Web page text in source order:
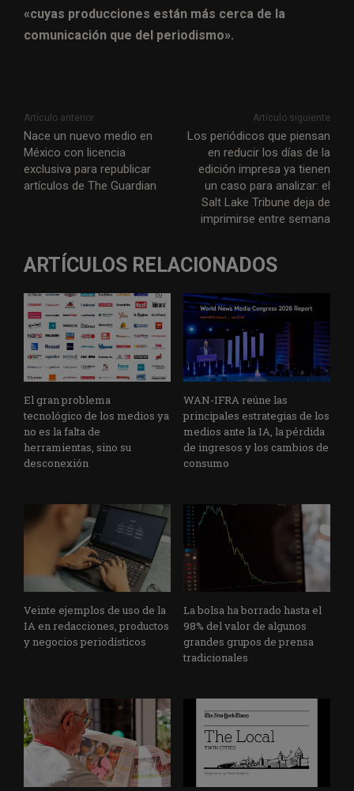
«cuyas producciones están más cerca de la
comunicación que del periodismo».
Artículo anterior
Nace un nuevo medio en
México con licencia
exclusiva para republicar
artículos de The Guardian
Artículo siguiente
Los periódicos que piensan
en reducir los días de la
edición impresa ya tienen
un caso para analizar: el
Salt Lake Tribune deja de
imprimirse entre semana
ARTÍCULOS RELACIONADOS
El gran problema
tecnológico de los medios ya
no es la falta de
herramientas, sino su
desconexión
WAN-IFRA reúne las
principales estrategias de los
medios ante la IA, la pérdida
de ingresos y los cambios de
consumo
Veinte ejemplos de uso de la
IA en redacciones, productos
y negocios periodísticos
La bolsa ha borrado hasta el
98% del valor de algunos
grandes grupos de prensa
tradicionales